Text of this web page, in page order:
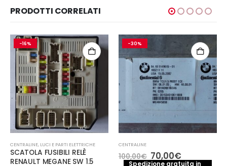
PRODOTTI CORRELATI
-16%
CENTRALINE, LUCI E PARTI ELETTRICHE
SCATOLA FUSIBILI RELÈ
RENAULT MEGANE SW 1.5
-30%
CENTRALINE
100,00€ Il
prezzo
70,00€Il
prezzo
Spedizione gratuita in